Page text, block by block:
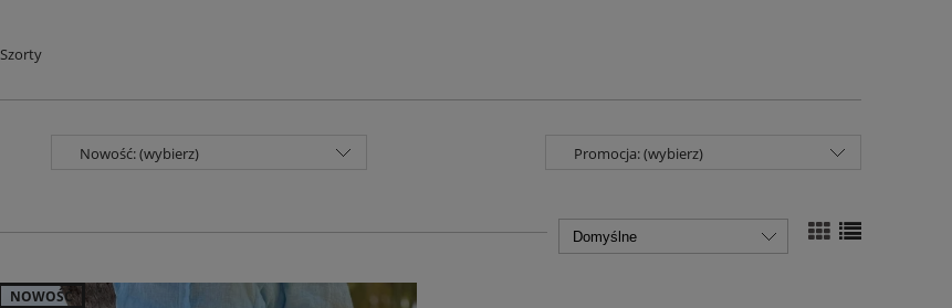
Szorty
Nowość: (wybierz) Promocja: (wybierz)
NOWOŚĆ